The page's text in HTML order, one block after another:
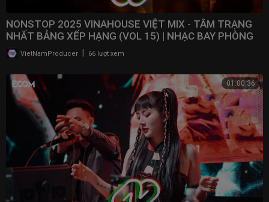
NONSTOP 2025 VINAHOUSE VIỆT MIX - TÂM TRẠNG
NHẤT BẢNG XẾP HẠNG (VOL 15) | NHẠC BAY PHÒNG
2025VietNamProducer 66 lượt xem
01:00:36